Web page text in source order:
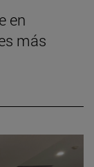
en
más